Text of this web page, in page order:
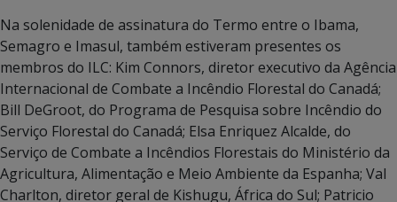
Na solenidade de assinatura do Termo entre o Ibama,
Semagro e Imasul, também estiveram presentes os
membros do ILC: Kim Connors, diretor executivo da Agência
Internacional de Combate a Incêndio Florestal do Canadá;
Bill DeGroot, do Programa de Pesquisa sobre Incêndio do
Serviço Florestal do Canadá; Elsa Enriquez Alcalde, do
Serviço de Combate a Incêndios Florestais do Ministério da
Agricultura, Alimentação e Meio Ambiente da Espanha; Val
Charlton, diretor geral de Kishugu, África do Sul; Patricio